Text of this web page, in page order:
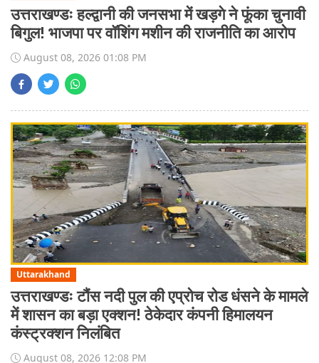
उत्तराखण्डः हल्द्वानी की जनसभा में खड़गे ने फूंका चुनावी
बिगुल! भाजपा पर वॉशिंग मशीन की राजनीति का आरोप
August 08, 2026 01:08 PM
Uttarakhand
उत्तराखण्डः टौंस नदी पुल की एप्रोच रोड धंसने के मामले
में शासन का बड़ा एक्शन! ठेकेदार कंपनी हिमालयन
कंस्ट्रक्शन निलंबित
August 08, 2026 12:08 PM